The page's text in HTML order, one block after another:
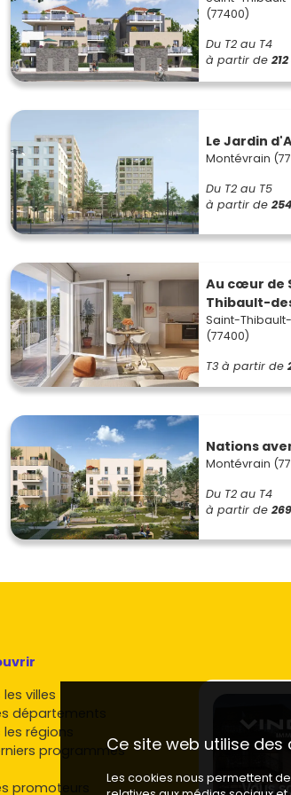
(77400)
Du T2 au T4
à partir de
Le Jardin
Montévrain
Du T2 au T5
à partir de
Au cœur de
Thibault-
Saint-
(77400)
T3 à partir de
Nations
Montévrain
Du T2 au T4
à partir de
villes
départements
régions
programmes
promoteurs
Ce site web utilise des
Les cookies nous permettent